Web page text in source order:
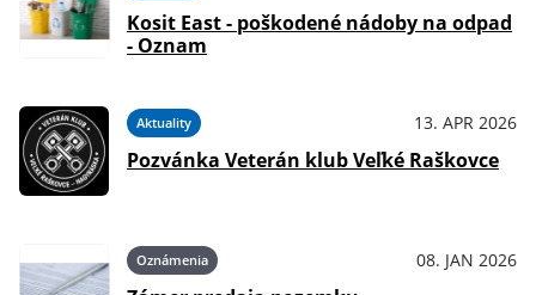
Kosit East - poškodené nádoby na odpad
- Oznam
Aktuality 13. APR 2026
Pozvánka Veterán klub Veľké Raškovce
Oznámenia 08. JAN 2026